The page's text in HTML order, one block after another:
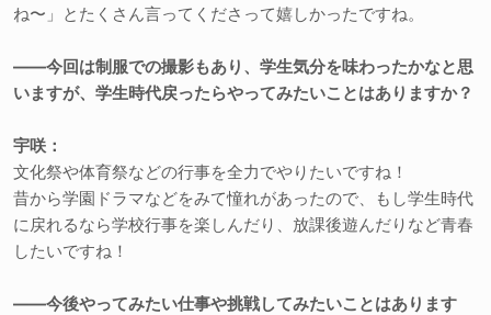
ね〜」とたくさん言ってくださって嬉しかったですね。
――今回は制服での撮影もあり、学生気分を味わったかなと思
いますが、学生時代戻ったらやってみたいことはありますか？
宇咲：
文化祭や体育祭などの行事を全力でやりたいですね！
昔から学園ドラマなどをみて憧れがあったので、もし学生時代
に戻れるなら学校行事を楽しんだり、放課後遊んだりなど青春
したいですね！
――今後やってみたい仕事や挑戦してみたいことはあります